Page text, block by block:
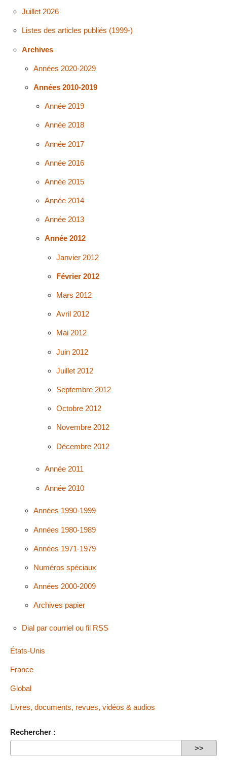
Juillet 2026
Listes des articles publiés (1999-)
Archives
Années 2020-2029
Années 2010-2019
Année 2019
Année 2018
Année 2017
Année 2016
Année 2015
Année 2014
Année 2013
Année 2012
Janvier 2012
Février 2012
Mars 2012
Avril 2012
Mai 2012
Juin 2012
Juillet 2012
Septembre 2012
Octobre 2012
Novembre 2012
Décembre 2012
Année 2011
Année 2010
Années 1990-1999
Années 1980-1989
Années 1971-1979
Numéros spéciaux
Années 2000-2009
Archives papier
Dial par courriel ou fil RSS
États-Unis
France
Global
Livres, documents, revues, vidéos & audios
Rechercher :